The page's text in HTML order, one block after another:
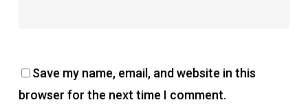
Save my name, email, and website in this
browser for the next time I comment.